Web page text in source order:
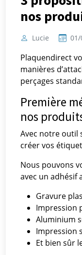
nos
Lucie 01/
Plaquendirect
manières
perçages
Première
nos
Avec notre outil
créer vos
Nous pouvons
avec un adhésif
Gravure
Impression
Aluminium
Impression
Et bien sûr